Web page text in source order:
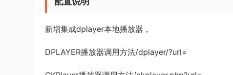
新增集成dplayer本地播放器，
DPLAYER播放器调用方法/dplayer/?url=